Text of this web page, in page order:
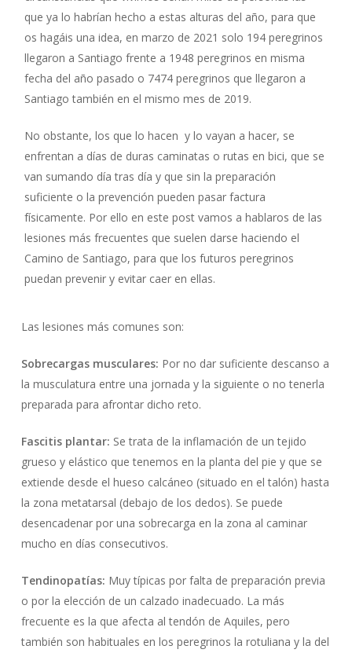
que ya lo habrían hecho a estas alturas del año, para que
os hagáis una idea, en marzo de 2021 solo 194 peregrinos
llegaron a Santiago frente a 1948 peregrinos en misma
fecha del año pasado o 7474 peregrinos que llegaron a
Santiago también en el mismo mes de 2019.
No obstante, los que lo hacen y lo vayan a hacer, se
enfrentan a días de duras caminatas o rutas en bici, que se
van sumando día tras día y que sin la preparación
suficiente o la prevención pueden pasar factura
físicamente. Por ello en este post vamos a hablaros de las
lesiones más frecuentes que suelen darse haciendo el
Camino de Santiago, para que los futuros peregrinos
puedan prevenir y evitar caer en ellas.
Las lesiones más comunes son:
Sobrecargas musculares: Por no dar suficiente descanso a
la musculatura entre una jornada y la siguiente o no tenerla
preparada para afrontar dicho reto.
Fascitis plantar: Se trata de la inflamación de un tejido
grueso y elástico que tenemos en la planta del pie y que se
extiende desde el hueso calcáneo (situado en el talón) hasta
la zona metatarsal (debajo de los dedos). Se puede
desencadenar por una sobrecarga en la zona al caminar
mucho en días consecutivos.
Tendinopatías: Muy típicas por falta de preparación previa
o por la elección de un calzado inadecuado. La más
frecuente es la que afecta al tendón de Aquiles, pero
también son habituales en los peregrinos la rotuliana y la del